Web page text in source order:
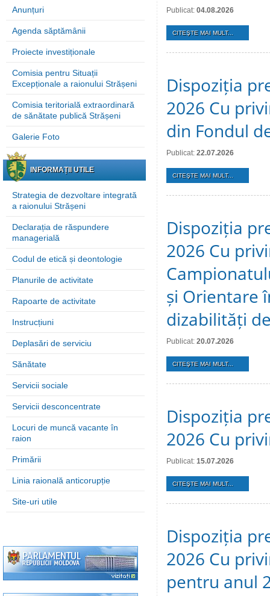
Anunțuri
Agenda săptămânii
Proiecte investiționale
Comisia pentru Situații
Excepționale a raionului Strășeni
Comisia teritorială extraordinară
de sănătate publică Strășeni
Galerie Foto
INFORMAȚII UTILE
Strategia de dezvoltare integrată
a raionului Strășeni
Declarația de răspundere
managerială
Codul de etică și deontologie
Planurile de activitate
Rapoarte de activitate
Instrucțiuni
Deplasări de serviciu
Sănătate
Servicii sociale
Servicii desconcentrate
Locuri de muncă vacante în
raion
Primării
Linia raională anticorupție
Site-uri utile
Publicat: 04.08.2026
CITEŞTE MAI MULT...
Dispoziția
2026 Cu
din Fondul
Publicat: 22.07.2026
CITEŞTE MAI MULT...
Dispoziția
2026 Cu
și Orientare
dizabilități
Publicat: 20.07.2026
CITEŞTE MAI MULT...
Dispoziția
2026 Cu
Publicat: 15.07.2026
CITEŞTE MAI MULT...
Dispoziția
2026 Cu
pentru anul